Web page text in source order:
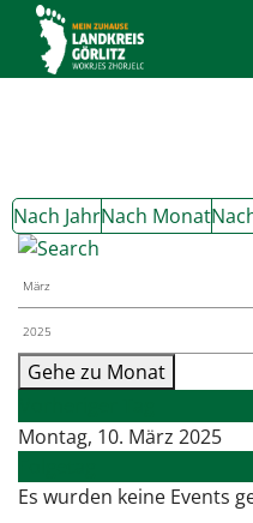
Nach JahrNach Monat
Gehe zu Monat
Montag, 10. März 2025
Es wurden keine Events